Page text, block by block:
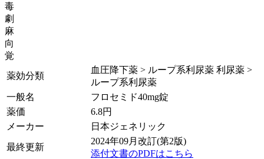
毒
劇
麻
向
覚
薬効分類
血圧降下薬 > ループ系利尿薬 利尿薬 >
ループ系利尿薬
一般名
フロセミド40mg錠
薬価
6.8円
メーカー
日本ジェネリック
最終更新
2024年09月改訂(第2版)
添付文書のPDFはこちら